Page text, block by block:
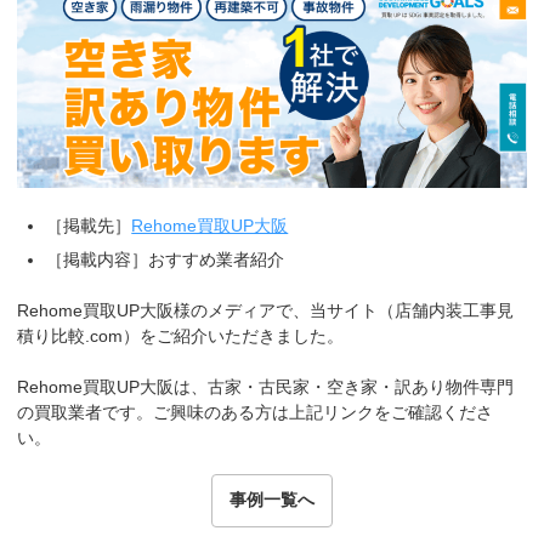
［掲載先］ Rehome買取UP大阪
［掲載内容］おすすめ業者紹介
Rehome買取UP大阪様のメディアで、当サイト（店舗内装工事見
積り比較.com）をご紹介いただきました。
Rehome買取UP大阪は、古家・古民家・空き家・訳あり物件専門
の買取業者です。ご興味のある方は上記リンクをご確認くださ
い。
事例一覧へ